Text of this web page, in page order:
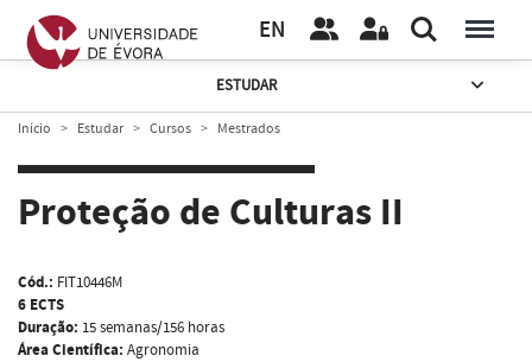
EN
ESTUDAR
Início Estudar Cursos Mestrados
Proteção de Culturas II
Cód.: FIT10446M
6 ECTS
Duração: 15 semanas/156 horas
Área Científica: Agronomia